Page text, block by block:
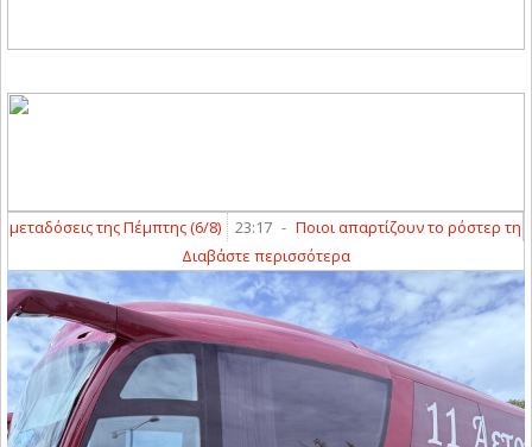
της Πέμπτης (6/8) 23:17 - Ποιοι απαρτίζουν το ρόστερ της
Διαβάστε περισσότερα